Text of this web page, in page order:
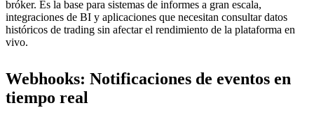
bróker. Es la base para sistemas de informes a gran escala,
integraciones de BI y aplicaciones que necesitan consultar datos
históricos de trading sin afectar el rendimiento de la plataforma en
vivo.
Webhooks: Notificaciones de eventos en
tiempo real